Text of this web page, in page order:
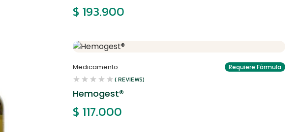
$ 193.900
Medicamento Requiere Fórmula
( REVIEWS)
Hemogest®
$ 117.000